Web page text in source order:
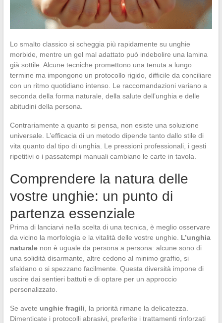
Lo smalto classico si scheggia più rapidamente su unghie
morbide, mentre un gel mal adattato può indebolire una lamina
già sottile. Alcune tecniche promettono una tenuta a lungo
termine ma impongono un protocollo rigido, difficile da conciliare
con un ritmo quotidiano intenso. Le raccomandazioni variano a
seconda della forma naturale, della salute dell’unghia e delle
abitudini della persona.
Contrariamente a quanto si pensa, non esiste una soluzione
universale. L’efficacia di un metodo dipende tanto dallo stile di
vita quanto dal tipo di unghia. Le pressioni professionali, i gesti
ripetitivi o i passatempi manuali cambiano le carte in tavola.
Comprendere la natura delle
vostre unghie: un punto di
partenza essenziale
Prima di lanciarvi nella scelta di una tecnica, è meglio osservare
da vicino la morfologia e la vitalità delle vostre unghie. L’unghia
naturalenon è uguale da persona a persona: alcune sono di
una solidità disarmante, altre cedono al minimo graffio, si
sfaldano o si spezzano facilmente. Questa diversità impone di
uscire dai sentieri battuti e di optare per un approccio
personalizzato.
Se avete unghie fragili , la priorità rimane la delicatezza.
Dimenticate i protocolli abrasivi, preferite i trattamenti rinforzati